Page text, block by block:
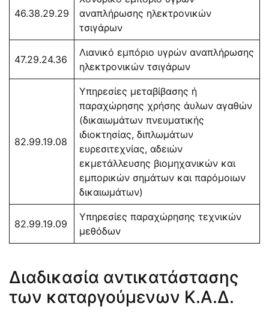
46.38.29.29
αναπλήρωσης ηλεκτρονικών
τσιγάρων
47.29.24.36
Λιανικό εμπόριο υγρών αναπλήρωσης
ηλεκτρονικών τσιγάρων
82.99.19.08
Υπηρεσίες μεταβίβασης ή
παραχώρησης χρήσης άυλων αγαθών
(δικαιωμάτων πνευματικής
ιδιοκτησίας, διπλωμάτων
ευρεσιτεχνίας, αδειών
εκμετάλλευσης βιομηχανικών και
εμπορικών σημάτων και παρόμοιων
δικαιωμάτων)
82.99.19.09
Υπηρεσίες παραχώρησης τεχνικών
μεθόδων
Διαδικασία αντικατάστασης
των καταργούμενων Κ.Α.Δ.